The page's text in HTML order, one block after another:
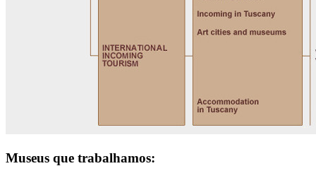
Museus que trabalhamos: